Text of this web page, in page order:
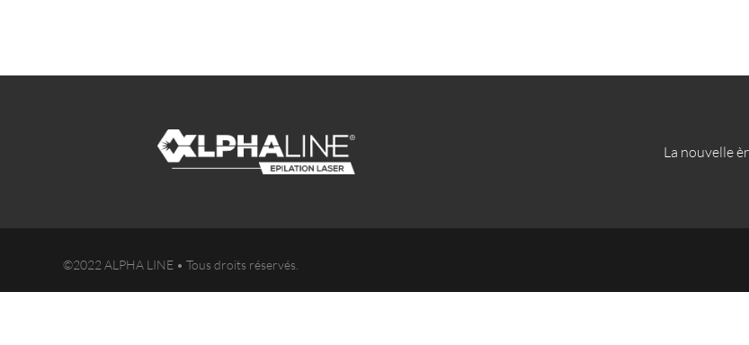
La nouvelle
©2022 ALPHA LINE • Tous droits réservés.